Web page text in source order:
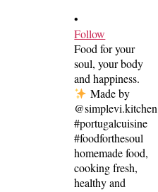
•
Follow
Food for your
soul, your body
and happiness.
Made by
@simplevi.kitchen
#portugalcuisine
#foodforthesoul
homemade food,
cooking fresh,
healthy and